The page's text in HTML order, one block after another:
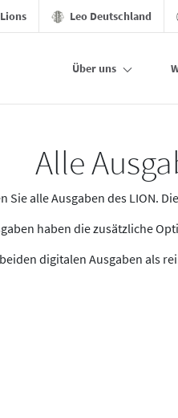
Leo Deutschland
Über uns
Alle
Sie alle Ausgaben des LION.
haben die zusätzliche
digitalen Ausgaben als